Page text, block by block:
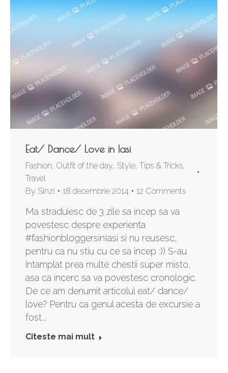
Eat/ Dance/ Love in Iasi
Fashion, Outfit of the day, Style, Tips & Tricks,
Travel
By Sinzi 18 decembrie 2014 12 Comments
Ma straduiesc de 3 zile sa incep sa va
povestesc despre experienta
#fashionbloggersinIasi si nu reusesc,
pentru ca nu stiu cu ce sa incep :)) S-au
intamplat prea multe chestii super misto,
asa ca incerc sa va povestesc cronologic.
De ce am denumit articolul eat/ dance/
love? Pentru ca genul acesta de excursie a
fost.…
Citeste mai mult